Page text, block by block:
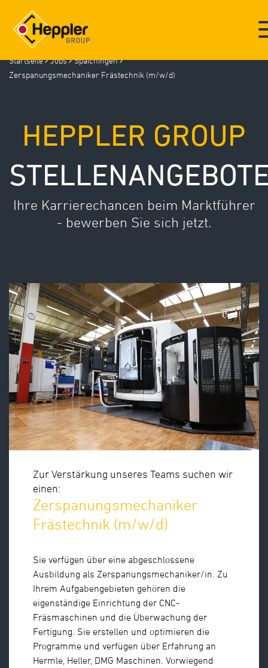
Deutsch English
HEPPLER GROUP
KOMPETENZEN
STANDORTE
EINBLICKE (GALERIE)
TEILEGALERIE
AUSBILDUNG
Startseite Jobs
Spaichingen
Zerspanungsmechaniker Frästechnik (m/w/d)
HEPPLER GROUP
Ihre Karrierechancen beim Marktführer
- bewerben Sie sich jetzt.
Zur Verstärkung unseres Teams suchen wir
einen:
Zerspanungsmechaniker
Frästechnik (m/w/d)
Sie verfügen über eine abgeschlossene
Ausbildung als Zerspanungsmechaniker/in. Zu
Ihrem Aufgabengebieten gehören die
eigenständige Einrichtung der CNC-
Fräsmaschinen und die Überwachung der
Fertigung. Sie erstellen und optimieren die
Programme und verfügen über Erfahrung an
Hermle, Heller, DMG Maschinen. Vorwiegend